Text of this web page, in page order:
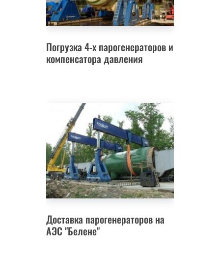
Погрузка 4-х парогенераторов и
компенсатора давления
Доставка парогенераторов на
АЭС "Белене"